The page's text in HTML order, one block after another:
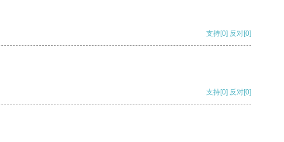
支持[0] 反对[0]
支持[0] 反对[0]